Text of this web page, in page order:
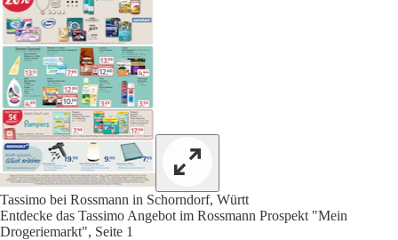
Tassimo bei Rossmann in Schorndorf, Württ
Entdecke das Tassimo Angebot im Rossmann Prospekt "Mein
Drogeriemarkt", Seite 1